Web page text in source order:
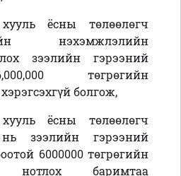
ёсны төлөөлөгч
нэхэмжлэлийн
зээлийн гэрээний
төгрөгийн
болгож,
ёсны төлөөлөгч
нь зээлийн гэрээний
6000000 төгрөгийн
нотлох баримтаа